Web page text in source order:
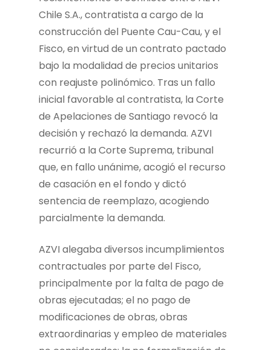
Chile S.A., contratista a cargo de la
construcción del Puente Cau-Cau, y el
Fisco, en virtud de un contrato pactado
bajo la modalidad de precios unitarios
con reajuste polinómico. Tras un fallo
inicial favorable al contratista, la Corte
de Apelaciones de Santiago revocó la
decisión y rechazó la demanda. AZVI
recurrió a la Corte Suprema, tribunal
que, en fallo unánime, acogió el recurso
de casación en el fondo y dictó
sentencia de reemplazo, acogiendo
parcialmente la demanda.
AZVI alegaba diversos incumplimientos
contractuales por parte del Fisco,
principalmente por la falta de pago de
obras ejecutadas; el no pago de
modificaciones de obras, obras
extraordinarias y empleo de materiales